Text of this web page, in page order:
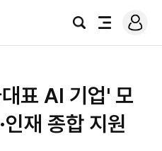
검
전
로
그
표 AI 기업' 모
재 종합 지원